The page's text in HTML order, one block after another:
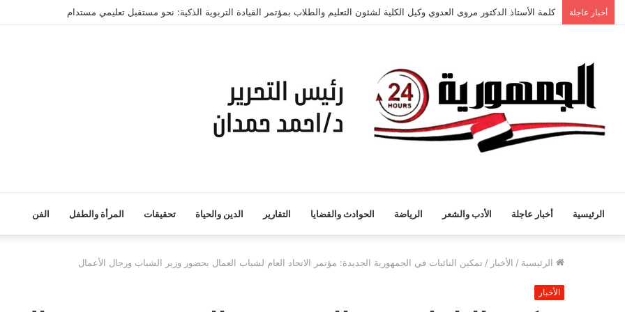
أخبار عاجلة القيادة التربوية الذكية: نحو مستقبل تعليمي مستدام.
الرئيسية أخبار عاجلة الأدب والشعر الرياضة الحوادث والقضايا التقارير الدين والحياة تحقيقات المرأة والطفل الفن
الرئيسية / الأخبار / تمكين النائبات في الجمهورية الجديدة: مؤتمر الاتحاد العام لشباب العمال بحضور وزير الشباب ورجال الأعمال
الأخبار